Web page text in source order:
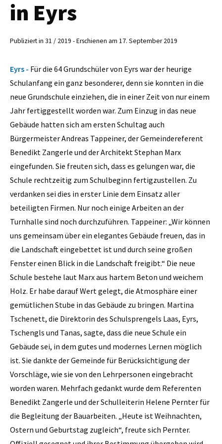
in Eyrs
Publiziert in 31 / 2019 - Erschienen am 17. September 2019
Eyrs - Für die 64 Grundschüler von Eyrs war der heurige
Schulanfang ein ganz besonderer, denn sie konnten in die
neue Grundschule einziehen, die in einer Zeit von nur einem
Jahr fertiggestellt worden war. Zum Einzug in das neue
Gebäude hatten sich am ersten Schultag auch
Bürgermeister Andreas Tappeiner, der Gemeindereferent
Benedikt Zangerle und der Architekt Stephan Marx
eingefunden. Sie freuten sich, dass es gelungen war, die
Schule rechtzeitig zum Schulbeginn fertigzustellen. Zu
verdanken sei dies in erster Linie dem Einsatz aller
beteiligten Firmen. Nur noch einige Arbeiten an der
Turnhalle sind noch durchzuführen. Tappeiner: „Wir können
uns gemeinsam über ein elegantes Gebäude freuen, das in
die Landschaft eingebettet ist und durch seine großen
Fenster einen Blick in die Landschaft freigibt.“ Die neue
Schule bestehe laut Marx aus hartem Beton und weichem
Holz. Er habe darauf Wert gelegt, die Atmosphäre einer
gemütlichen Stube in das Gebäude zu bringen. Martina
Tschenett, die Direktorin des Schulsprengels Laas, Eyrs,
Tschengls und Tanas, sagte, dass die neue Schule ein
Gebäude sei, in dem gutes und modernes Lernen möglich
ist. Sie dankte der Gemeinde für Berücksichtigung der
Vorschläge, wie sie von den Lehrpersonen eingebracht
worden waren. Mehrfach gedankt wurde dem Referenten
Benedikt Zangerle und der Schulleiterin Helene Pernter für
die Begleitung der Bauarbeiten. „Heute ist Weihnachten,
Ostern und Geburtstag zugleich“, freute sich Pernter.